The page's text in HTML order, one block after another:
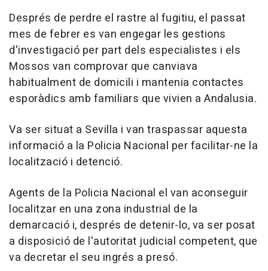
Després de perdre el rastre al fugitiu, el passat
mes de febrer es van engegar les gestions
d'investigació per part dels especialistes i els
Mossos van comprovar que canviava
habitualment de domicili i mantenia contactes
esporàdics amb familiars que vivien a Andalusia.
Va ser situat a Sevilla i van traspassar aquesta
informació a la Policia Nacional per facilitar-ne la
localització i detenció.
Agents de la Policia Nacional el van aconseguir
localitzar en una zona industrial de la
demarcació i, després de detenir-lo, va ser posat
a disposició de l'autoritat judicial competent, que
va decretar el seu ingrés a presó.